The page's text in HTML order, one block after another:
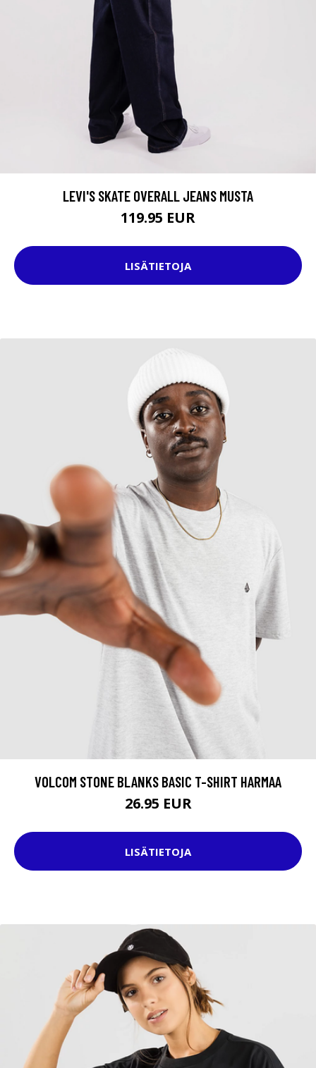
LEVI'S SKATE OVERALL JEANS MUSTA
119.95 EUR
LISÄTIETOJA
VOLCOM STONE BLANKS BASIC T-SHIRT HARMAA
26.95 EUR
LISÄTIETOJA